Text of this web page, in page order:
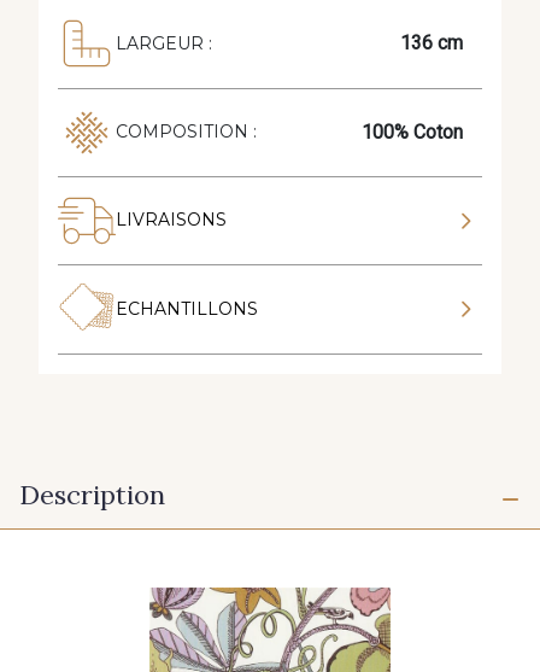
LARGEUR : 136 cm
COMPOSITION : 100% Coton
LIVRAISONS
ECHANTILLONS
Description